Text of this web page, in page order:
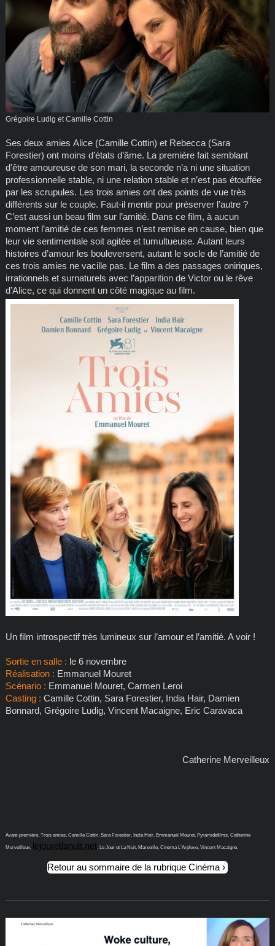
Grégoire Ludig et Camille Cottin
Ses deux amies Alice (Camille Cottin) et Rebecca (Sara
Forestier) ont moins d’états d’âme. La première fait semblant
d’être amoureuse de son mari, la seconde n’a ni une situation
professionnelle stable, ni une relation stable et n’est pas étouffée
par les scrupules. Les trois amies ont des points de vue très
différents sur le couple. Faut-il mentir pour préserver l’autre ?
C’est aussi un beau film sur l’amitié. Dans ce film, à aucun
moment l’amitié de ces femmes n’est remise en cause, bien que
leur vie sentimentale soit agitée et tumultueuse. Autant leurs
histoires d’amour les bouleversent, autant le socle de l’amitié de
ces trois amies ne vacille pas. Le film a des passages oniriques,
irrationnels et surnaturels avec l’apparition de Victor ou le rêve
d’Alice, ce qui donnent un côté magique au film.
Un film introspectif très lumineux sur l’amour et l’amitié. A voir !
Sortie en salle : le 6 novembre
Réalisation : Emmanuel Mouret
Scénario : Emmanuel Mouret, Carmen Leroi
Casting : Camille Cottin, Sara Forestier, India Hair, Damien
Bonnard, Grégoire Ludig, Vincent Macaigne, Eric Caravaca
Catherine Merveilleux
Avant-première, Trois amies, Camille Cottin, Sara Forestier, India Hair, Emmanuel Mouret, Pyramidefilms, Catherine
Merveilleux, lejouretlanuit.net, Le Jour et La Nuit, Marseille, Cinema L’Arplexe, Vincent Macaigne,
Retour au sommaire de la rubrique Cinéma